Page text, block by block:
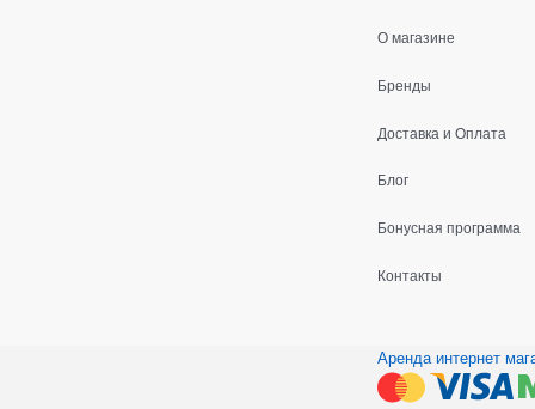
О магазине
Бренды
Доставка и Оплата
Блог
Бонусная программа
Контакты
Аренда интернет